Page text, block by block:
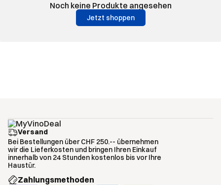
Noch keine Produkte angesehen
Jetzt shoppen
Versand
Bei Bestellungen über CHF 250.-- übernehmen
wir die Lieferkosten und bringen Ihren Einkauf
innerhalb von 24 Stunden kostenlos bis vor Ihre
Haustür.
Zahlungsmethoden